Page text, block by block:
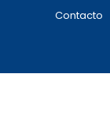
Contacto